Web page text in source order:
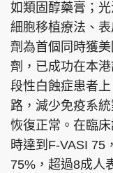
如類固醇藥膏；
細胞移植療法、
劑為首個同時獲
劑，已成功在本
段性白蝕症患者
路，減少免疫系
恢復正常。在臨
時達到F-VASI 75
75%，超過8成人